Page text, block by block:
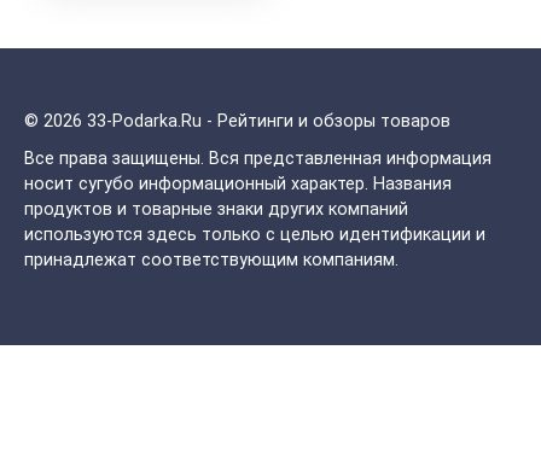
© 2026 33-Podarka.Ru - Рейтинги и обзоры товаров
Все права защищены. Вся представленная информация
носит сугубо информационный характер. Названия
продуктов и товарные знаки других компаний
используются здесь только с целью идентификации и
принадлежат соответствующим компаниям.